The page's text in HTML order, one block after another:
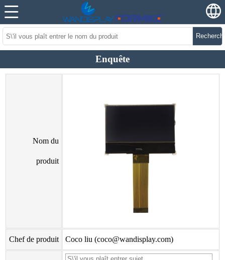
Enquête
Nom du
produit
Chef de produit Coco liu (coco@wandisplay.com)